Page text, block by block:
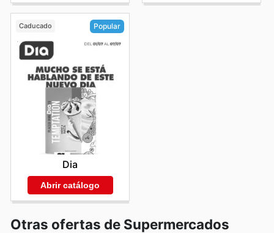
Caducado Popular
Dia
Abrir catálogo
Otras ofertas de Supermercados